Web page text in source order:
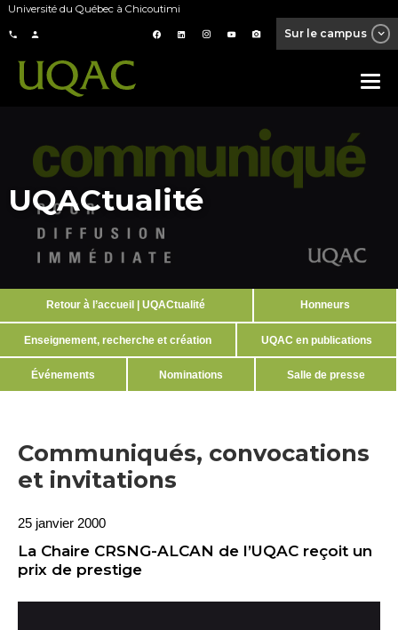
Université du Québec à Chicoutimi
Sur le campus
UQACtualité
Retour à l’accueil | UQACtualité Honneurs
Enseignement, recherche et création UQAC en publications
Événements Nominations Salle de presse
Communiqués, convocations
et invitations
25 janvier 2000
La Chaire CRSNG-ALCAN de l’UQAC reçoit un
prix de prestige